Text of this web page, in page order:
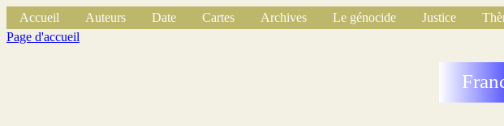
Accueil Auteurs Date Cartes Archives Le génocide Justice
Page d'accueil